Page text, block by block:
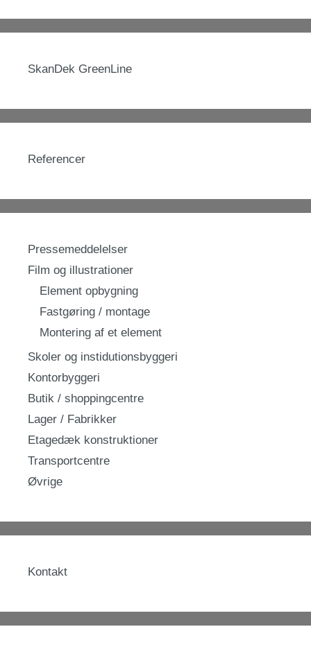
SkanDek GreenLine
Referencer
Pressemeddelelser
Film og illustrationer
Element opbygning
Fastgøring / montage
Montering af et element
Skoler og instidutionsbyggeri
Kontorbyggeri
Butik / shoppingcentre
Lager / Fabrikker
Etagedæk konstruktioner
Transportcentre
Øvrige
Kontakt